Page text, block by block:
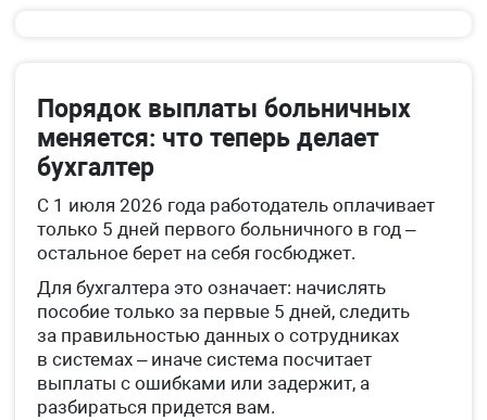
Порядок выплаты больничных
меняется: что теперь делает
бухгалтер
С 1 июля 2026 года работодатель оплачивает
только 5 дней первого больничного в год –
остальное берет на себя госбюджет.
Для бухгалтера это означает: начислять
пособие только за первые 5 дней, следить
за правильностью данных о сотрудниках
в системах – иначе система посчитает
выплаты с ошибками или задержит, а
разбираться придется вам.